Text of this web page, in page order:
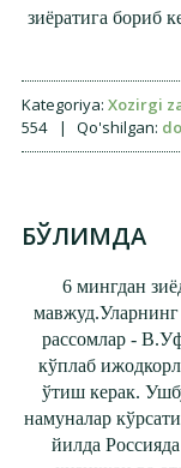
зиёратига бориб
Kategoriya: Xozirgi
554
| Qo'shilgan:
БЎЛИМДА
6 мингдан
рассомлар -
кўплаб
ўтиш керак.
намуналар
йилда